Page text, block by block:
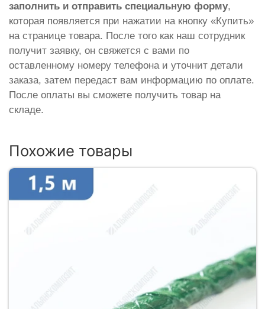
заполнить и отправить специальную форму,
которая появляется при нажатии на кнопку «Купить»
на странице товара. После того как наш сотрудник
получит заявку, он свяжется с вами по
оставленному номеру телефона и уточнит детали
заказа, затем передаст вам информацию по оплате.
После оплаты вы сможете получить товар на
складе.
Похожие товары